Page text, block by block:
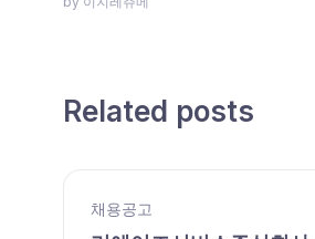
Related posts
채용공고